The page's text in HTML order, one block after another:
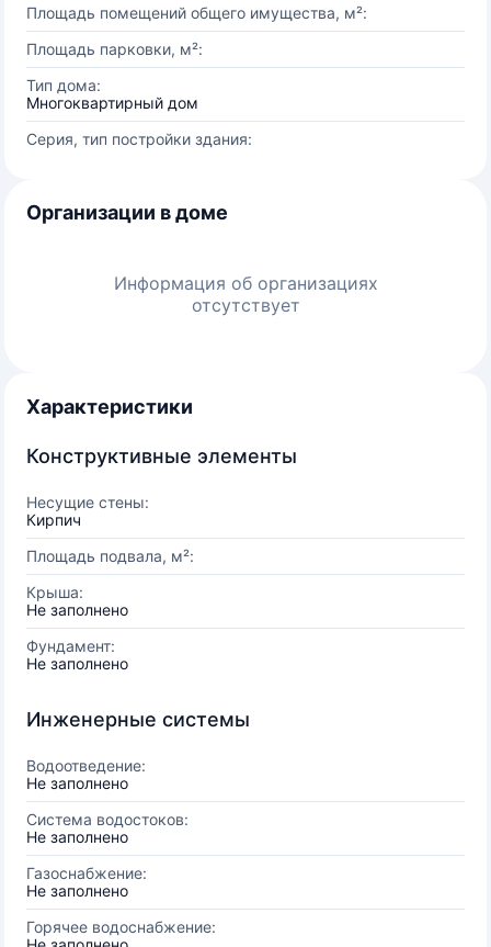
Площадь помещений общего имущества, м²:
Площадь парковки, м²:
Тип дома:
Многоквартирный дом
Серия, тип постройки здания:
Организации в доме
Информация об организациях
отсутствует
Характеристики
Конструктивные элементы
Несущие стены:
Кирпич
Площадь подвала, м²:
Крыша:
Не заполнено
Фундамент:
Не заполнено
Инженерные системы
Водоотведение:
Не заполнено
Система водостоков:
Не заполнено
Газоснабжение:
Не заполнено
Горячее водоснабжение: